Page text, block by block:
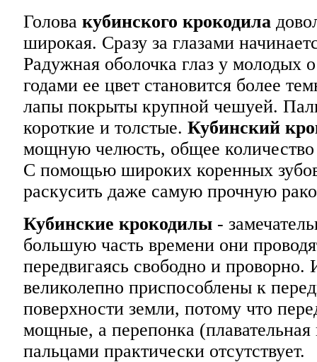
Голова кубинского крокодила
широкая. Сразу за глазами
Радужная оболочка глаз у молодых
годами ее цвет становится более
лапы покрыты крупной чешуей.
короткие и толстые. Кубинский
мощную челюсть, общее
С помощью широких коренных
раскусить даже самую прочную
Кубинские крокодилы -
большую часть времени они
передвигаясь свободно и проворно.
великолепно приспособлены к
поверхности земли, потому что
мощные, а перепонка
пальцами практически отсутствует.